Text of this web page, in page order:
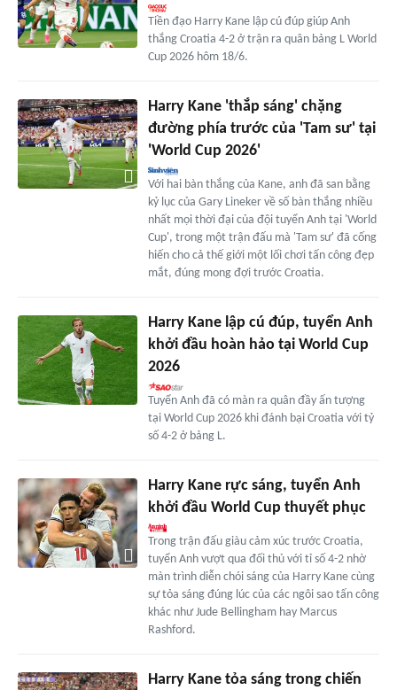
Tiền đạo Harry Kane lập cú đúp giúp Anh
thắng Croatia 4-2 ở trận ra quân bảng L World
Cup 2026 hôm 18/6.
Harry Kane 'thắp sáng' chặng
đường phía trước của 'Tam sư' tại
'World Cup 2026'
Với hai bàn thắng của Kane, anh đã san bằng
kỷ lục của Gary Lineker về số bàn thắng nhiều
nhất mọi thời đại của đội tuyển Anh tại 'World
Cup', trong một trận đấu mà 'Tam sư' đã cống
hiến cho cả thế giới một lối chơi tấn công đẹp
mắt, đúng mong đợi trước Croatia.
Harry Kane lập cú đúp, tuyển Anh
khởi đầu hoàn hảo tại World Cup
2026
Tuyển Anh đã có màn ra quân đầy ấn tượng
tại World Cup 2026 khi đánh bại Croatia với tỷ
số 4-2 ở bảng L.
Harry Kane rực sáng, tuyển Anh
khởi đầu World Cup thuyết phục
Trong trận đấu giàu cảm xúc trước Croatia,
tuyển Anh vượt qua đối thủ với tỉ số 4-2 nhờ
màn trình diễn chói sáng của Harry Kane cùng
sự tỏa sáng đúng lúc của các ngôi sao tấn công
khác như Jude Bellingham hay Marcus
Rashford.
Harry Kane tỏa sáng trong chiến